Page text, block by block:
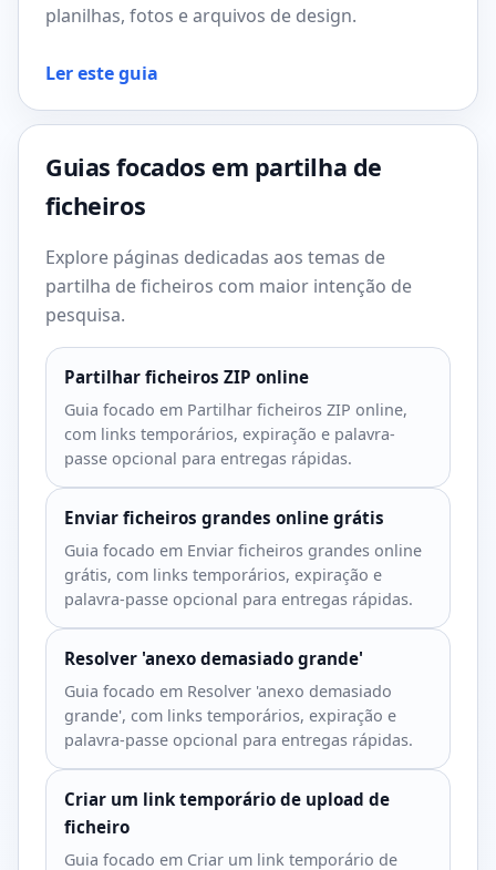
planilhas, fotos e arquivos de design.
Ler este guia
Guias focados em partilha de
ficheiros
Explore páginas dedicadas aos temas de
partilha de ficheiros com maior intenção de
pesquisa.
Partilhar ficheiros ZIP online
Guia focado em Partilhar ficheiros ZIP online,
com links temporários, expiração e palavra-
passe opcional para entregas rápidas.
Enviar ficheiros grandes online grátis
Guia focado em Enviar ficheiros grandes online
grátis, com links temporários, expiração e
palavra-passe opcional para entregas rápidas.
Resolver 'anexo demasiado grande'
Guia focado em Resolver 'anexo demasiado
grande', com links temporários, expiração e
palavra-passe opcional para entregas rápidas.
Criar um link temporário de upload de
ficheiro
Guia focado em Criar um link temporário de